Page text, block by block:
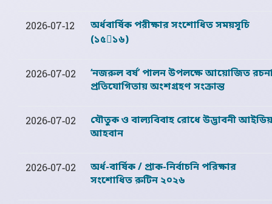
2026-07-12
অর্ধবার্ষিক পরীক্ষার সংশোধিত সময়সূচি
(১৫১৬)
2026-07-02
‘নজরুল বর্ষ’ পালন উপলক্ষে আয়োজিত
প্রতিযোগিতায় অংশগ্রহণ সংক্রান্ত
2026-07-02
যৌতুক ও বাল্যবিবাহ রোধে উদ্ভাবনী
আহবান
2026-07-02
অর্ধ-বার্ষিক / প্রাক-নির্বাচনি পরিক্ষার
সংশোধিত রুটিন ২০২৬